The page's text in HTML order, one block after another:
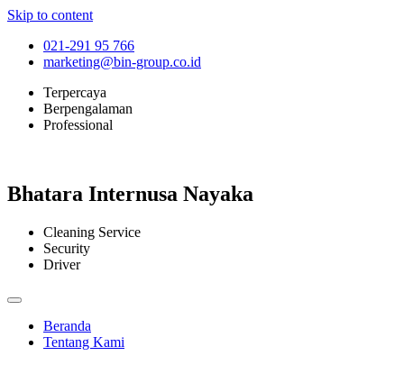
Skip to content
021-291 95 766
marketing@bin-group.co.id
Terpercaya
Berpengalaman
Professional
Bhatara Internusa Nayaka
Cleaning Service
Security
Driver
Beranda
Tentang Kami